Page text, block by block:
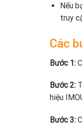
Nếu
truy
Các
Bước 1:
Bước 2:
hiệu
Bước 3: